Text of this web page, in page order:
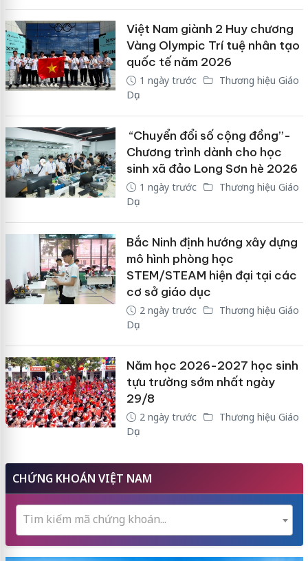
Việt Nam giành 2 Huy chương
Vàng Olympic Trí tuệ nhân tạo
quốc tế năm 2026
1 ngày trước
Thương hiệu Giáo
Dục
“Chuyển đổi số cộng đồng”-
Chương trình dành cho học
sinh xã đảo Long Sơn hè 2026
1 ngày trước
Thương hiệu Giáo
Dục
Bắc Ninh định hướng xây dựng
mô hình phòng học
STEM/STEAM hiện đại tại các
cơ sở giáo dục
2 ngày trước
Thương hiệu Giáo
Dục
Năm học 2026-2027 học sinh
tựu trường sớm nhất ngày
29/8
2 ngày trước
Thương hiệu Giáo
Dục
CHỨNG KHOÁN VIỆT NAM
Tìm kiếm mã chứng khoán...